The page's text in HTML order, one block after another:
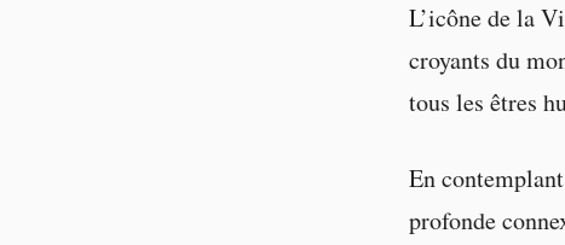
L’icône de la
croyants du
tous les êtres
En
profonde